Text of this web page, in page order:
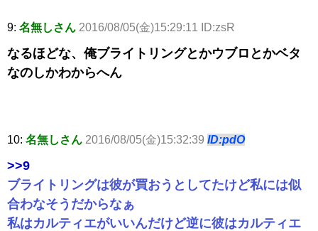
9: 名無しさん 2016/08/05(金)15:29:11 ID:zsR
なるほどな、俺ブライトリングとかウブロとかベタ
なのしかわからへん
10: 名無しさん 2016/08/05(金)15:32:39 ID:pdO
>>9
ブライトリングは彼が買おうとしてたけど私には似
合わなそうだからなぁ
私はカルティエがいいんだけど逆に彼はカルティエ